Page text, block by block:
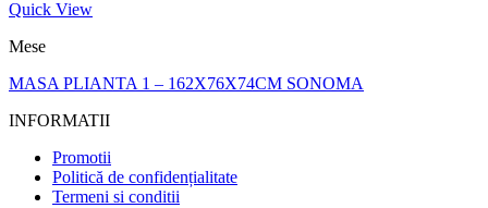
Quick View
Mese
MASA PLIANTA 1 – 162X76X74CM SONOMA
INFORMATII
Promotii
Politică de confidențialitate
Termeni si conditii